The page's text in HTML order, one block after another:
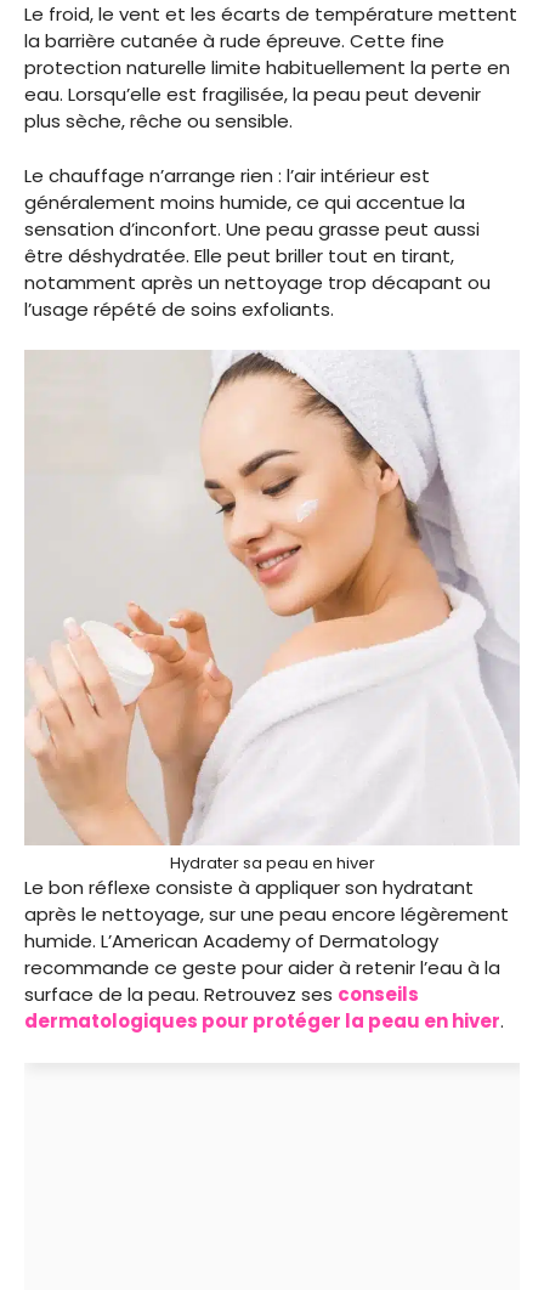
Le froid, le vent et les écarts de température mettent
la barrière cutanée à rude épreuve. Cette fine
protection naturelle limite habituellement la perte en
eau. Lorsqu’elle est fragilisée, la peau peut devenir
plus sèche, rêche ou sensible.
Le chauffage n’arrange rien : l’air intérieur est
généralement moins humide, ce qui accentue la
sensation d’inconfort. Une peau grasse peut aussi
être déshydratée. Elle peut briller tout en tirant,
notamment après un nettoyage trop décapant ou
l’usage répété de soins exfoliants.
Hydrater sa peau en hiver
Le bon réflexe consiste à appliquer son hydratant
après le nettoyage, sur une peau encore légèrement
humide. L’American Academy of Dermatology
recommande ce geste pour aider à retenir l’eau à la
surface de la peau. Retrouvez ses conseils
dermatologiques pour protéger la peau en hiver.